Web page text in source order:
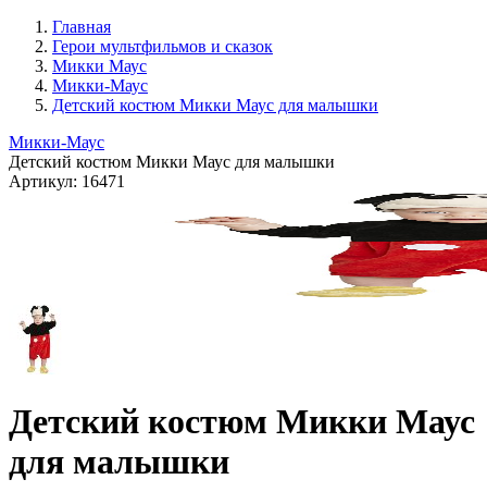
Главная
Герои мультфильмов и сказок
Микки Маус
Микки-Маус
Детский костюм Микки Маус для малышки
Микки-Маус
Детский костюм Микки Маус для малышки
Артикул: 16471
Детский костюм Микки Маус
для малышки